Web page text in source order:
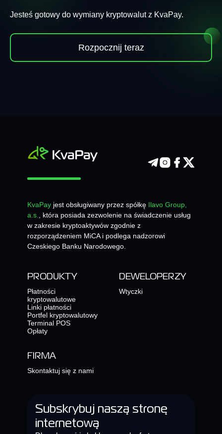
Jesteś gotowy do wymiany kryptowalut z KvaPay.
Rozpocznij teraz
KvaPay jest obsługiwany przez spółkę Ilavo Group,
a.s., która posiada zezwolenie na świadczenie usług
w zakresie kryptoaktywów zgodnie z
rozporządzeniem MiCA i podlega nadzorowi
Czeskiego Banku Narodowego.
PRODUKTY
Płatności
kryptowalutowe
Linki płatności
Portfel kryptowalutowy
Terminal POS
Opłaty
DEWELOPERZY
Wtyczki
FIRMA
Skontaktuj się z nami
Subskrybuj naszą stronę
internetową